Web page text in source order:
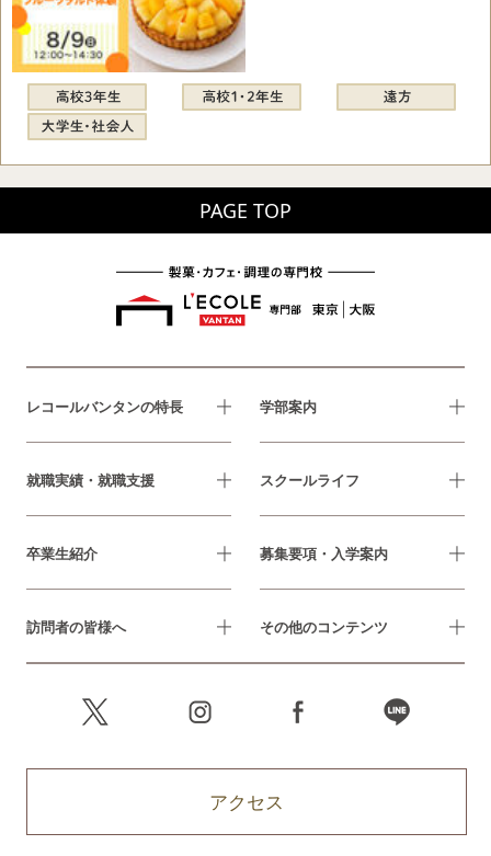
PAGE TOP
レコールバンタンの特長 学部案内
就職実績・就職支援 スクールライフ
卒業生紹介 募集要項・入学案内
訪問者の皆様へ その他のコンテンツ
アクセス